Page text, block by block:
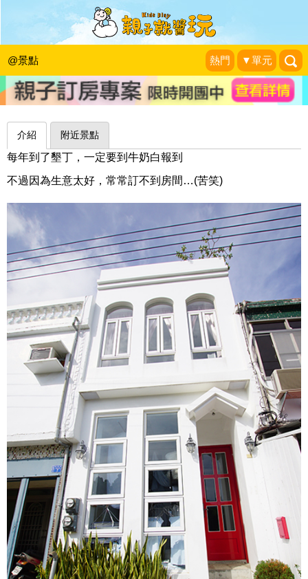
@景點 熱門 ▼單元
慢活不趕路，旅途中最美的停留～墾丁
牛奶白民宿
幸福典藏N部曲|2015-07-03
介紹 附近景點
每年到了墾丁，一定要到牛奶白報到
不過因為生意太好，常常訂不到房間…(苦笑)